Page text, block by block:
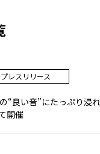
プレスリリース
“良い音”にたっぷり浸
開催